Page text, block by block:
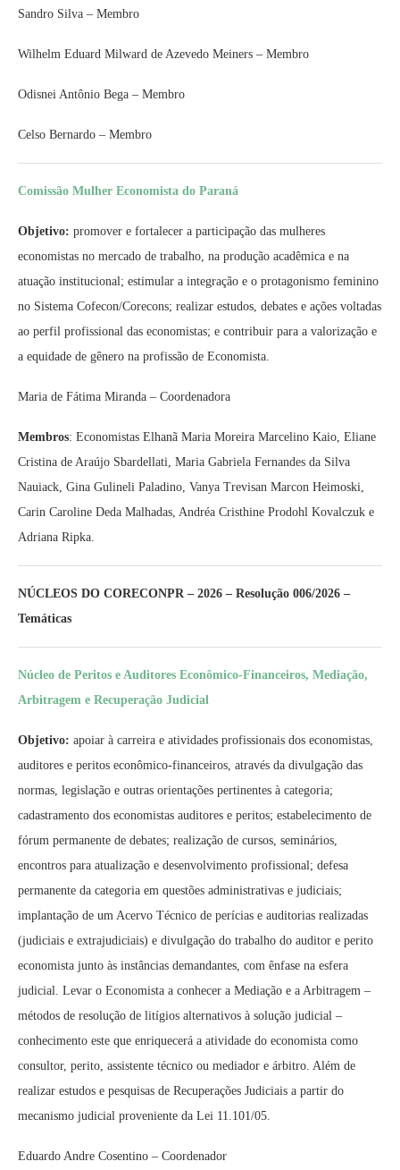
Sandro Silva – Membro
Wilhelm Eduard Milward de Azevedo Meiners – Membro
Odisnei Antônio Bega – Membro
Celso Bernardo – Membro
Comissão Mulher Economista do Paraná
Objetivo: promover e fortalecer a participação das mulheres
economistas no mercado de trabalho, na produção acadêmica e na
atuação institucional; estimular a integração e o protagonismo feminino
no Sistema Cofecon/Corecons; realizar estudos, debates e ações voltadas
ao perfil profissional das economistas; e contribuir para a valorização e
a equidade de gênero na profissão de Economista.
Maria de Fátima Miranda – Coordenadora
Membros: Economistas Elhanã Maria Moreira Marcelino Kaio, Eliane
Cristina de Araújo Sbardellati, Maria Gabriela Fernandes da Silva
Nauiack, Gina Gulineli Paladino, Vanya Trevisan Marcon Heimoski,
Carin Caroline Deda Malhadas, Andréa Cristhine Prodohl Kovalczuk e
Adriana Ripka.
NÚCLEOS DO CORECONPR – 2026 – Resolução 006/2026 –
Temáticas
Núcleo de Peritos e Auditores Econômico-Financeiros, Mediação,
Arbitragem e Recuperação Judicial
Objetivo: apoiar à carreira e atividades profissionais dos economistas,
auditores e peritos econômico-financeiros, através da divulgação das
normas, legislação e outras orientações pertinentes à categoria;
cadastramento dos economistas auditores e peritos; estabelecimento de
fórum permanente de debates; realização de cursos, seminários,
encontros para atualização e desenvolvimento profissional; defesa
permanente da categoria em questões administrativas e judiciais;
implantação de um Acervo Técnico de perícias e auditorias realizadas
(judiciais e extrajudiciais) e divulgação do trabalho do auditor e perito
economista junto às instâncias demandantes, com ênfase na esfera
judicial. Levar o Economista a conhecer a Mediação e a Arbitragem –
métodos de resolução de litígios alternativos à solução judicial –
conhecimento este que enriquecerá a atividade do economista como
consultor, perito, assistente técnico ou mediador e árbitro. Além de
realizar estudos e pesquisas de Recuperações Judiciais a partir do
mecanismo judicial proveniente da Lei 11.101/05.
Eduardo Andre Cosentino – Coordenador